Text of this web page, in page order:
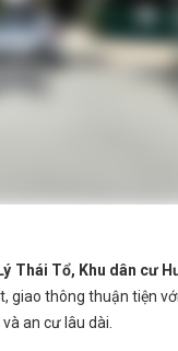
Thái Tổ, Khu dân cư
thông thuận tiện
an cư lâu dài.